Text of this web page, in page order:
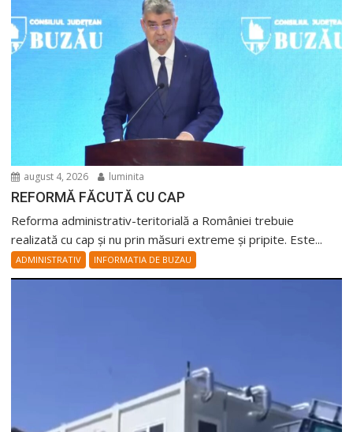
august 4, 2026 luminita
REFORMĂ FĂCUTĂ CU CAP
Reforma administrativ-teritorială a României trebuie
realizată cu cap și nu prin măsuri extreme și pripite. Este...
ADMINISTRATIV INFORMATIA DE BUZAU